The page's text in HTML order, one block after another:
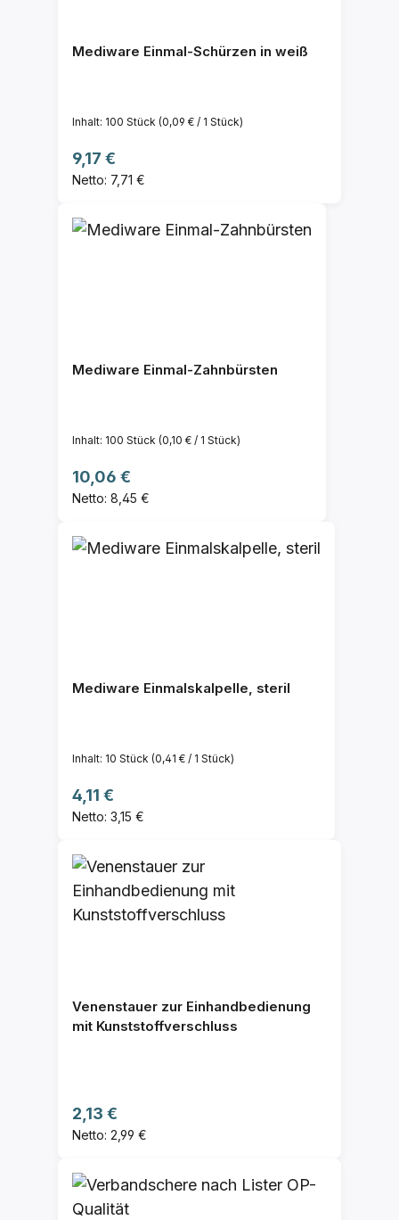
Mediware Einmal-Schürzen in weiß
Inhalt: 100 Stück (0,09 € / 1 Stück)
Regulärer Preis:
9,17 €
Netto: 7,71 €
Mediware Einmal-Zahnbürsten
Inhalt: 100 Stück (0,10 € / 1 Stück)
Regulärer Preis:
10,06 €
Netto: 8,45 €
Mediware Einmalskalpelle, steril
Inhalt: 10 Stück (0,41 € / 1 Stück)
Regulärer Preis:
4,11 €
Netto: 3,15 €
Venenstauer zur Einhandbedienung
mit Kunststoffverschluss
Regulärer Preis:
2,13 €
Netto: 2,99 €